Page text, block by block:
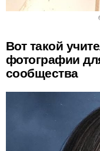
Вот такой
фотографии
сообщества